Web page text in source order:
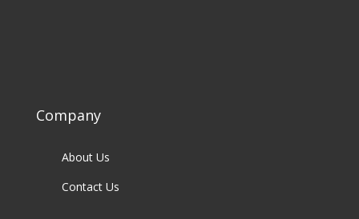
Company
About Us
Contact Us